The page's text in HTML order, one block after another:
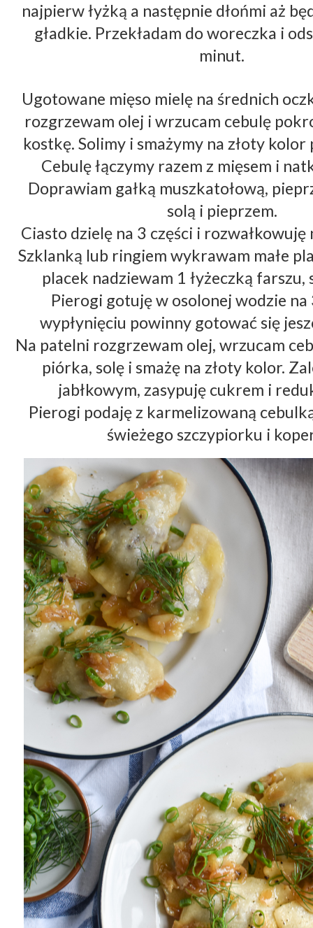
najpierw łyżką a następnie dłońmi aż
gładkie. Przekładam do woreczka i
minut.
Ugotowane mięso mielę na średnich
rozgrzewam olej i wrzucam cebulę
kostkę. Solimy i smażymy na złoty
Cebulę łączymy razem z mięsem i
Doprawiam gałką muszkatołową,
solą i pieprzem.
Ciasto dzielę na 3 części i
Szklanką lub ringiem wykrawam małe
placek nadziewam 1 łyżeczką
Pierogi gotuję w osolonej wodzie
wypłynięciu powinny gotować się
Na patelni rozgrzewam olej, wrzucam
piórka, solę i smażę na złoty kolor.
jabłkowym, zasypuję cukrem i
Pierogi podaję z karmelizowaną
świeżego szczypiorku i